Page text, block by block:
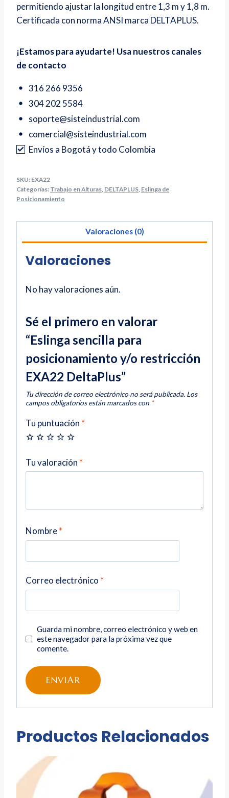
permitiendo ajustar la longitud entre 1,3 m y 1,8 m.
Certificada con norma ANSI marca DELTAPLUS.
¡Estamos para ayudarte! Usa nuestros canales
de contacto
316 266 9356
304 202 5584
soporte@sisteindustrial.com
comercial@sisteindustrial.com
Envíos a Bogotá y todo Colombia
SKU: EXA22
Categorías: Trabajo en Alturas DELTAPLUS Eslinga de
Posicionamiento
Valoraciones (0)
Valoraciones
No hay valoraciones aún.
Sé el primero en valorar
“Eslinga sencilla para
posicionamiento y/o restricción
EXA22 DeltaPlus”
Tu dirección de correo electrónico no será publicada. Los
campos obligatorios están marcados con *
Tu puntuación *
Tu valoración *
Nombre*
Correo electrónico *
Guarda mi nombre, correo electrónico y web en
este navegador para la próxima vez que
comente.
Productos Relacionados